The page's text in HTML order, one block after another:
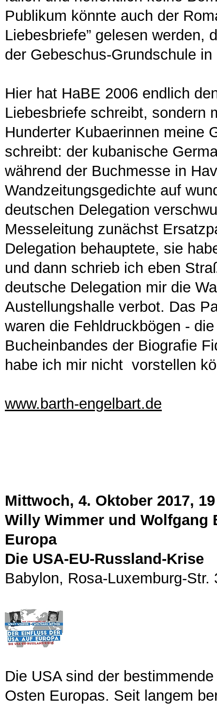
Publikum könnte auch der
Liebesbriefe” gelesen werden,
der Gebeschus-Grundschule
Hier hat HaBE 2006 endlich
Liebesbriefe schreibt, sondern
Hunderter Kubaerinnen meine
schreibt: der kubanische
während der Buchmesse in
Wandzeitungsgedichte auf
deutschen Delegation
Messeleitung zunächst
Delegation behauptete, sie
und dann schrieb ich eben
deutsche Delegation mir die
Austellungshalle verbot. Das
waren die Fehldruckbögen -
Bucheinbandes der Biografie
habe ich mir nicht vorstellen
www.barth-engelbart.de
Mittwoch, 4. Oktober 2017,
Willy Wimmer und Wolfgang
Europa
Die USA-EU-Russland-Krise
Babylon, Rosa-Luxemburg-
Die USA sind der
Osten Europas. Seit langem